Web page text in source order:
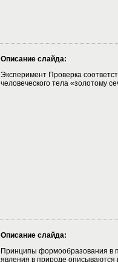
Описание слайда:
Эксперимент Проверка
человеческого тела «золотому
Описание слайда:
Принципы формообразования в
явления в природе описываются